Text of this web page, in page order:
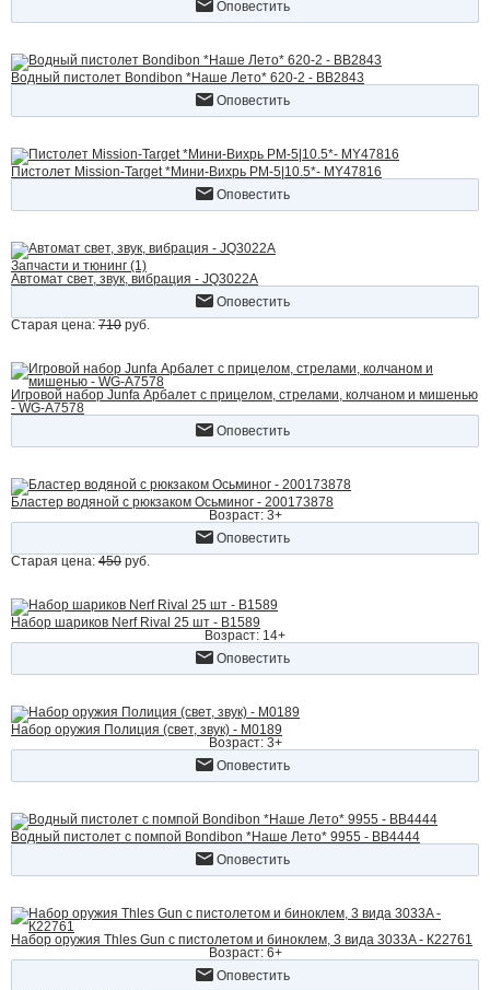
Оповестить
Водный пистолет Bondibon *Наше Лето* 620-2 - ВВ2843
Оповестить
Пистолет Mission-Target *Мини-Вихрь РМ-5|10.5*- MY47816
Оповестить
Запчасти и тюнинг (1)
Автомат свет, звук, вибрация - JQ3022A
Оповестить
Старая цена: 710 руб.
Игровой набор Junfa Арбалет с прицелом, стрелами, колчаном и мишенью
- WG-A7578
Оповестить
Бластер водяной с рюкзаком Осьминог - 200173878
Возраст: 3+
Оповестить
Старая цена: 450 руб.
Набор шариков Nerf Rival 25 шт - B1589
Возраст: 14+
Оповестить
Набор оружия Полиция (свет, звук) - M0189
Возраст: 3+
Оповестить
Водный пистолет с помпой Bondibon *Наше Лето* 9955 - ВВ4444
Оповестить
Набор оружия Thles Gun с пистолетом и биноклем, 3 вида 3033A - К22761
Возраст: 6+
Оповестить